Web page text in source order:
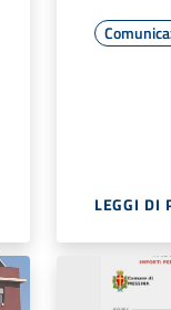
LEGGI DI